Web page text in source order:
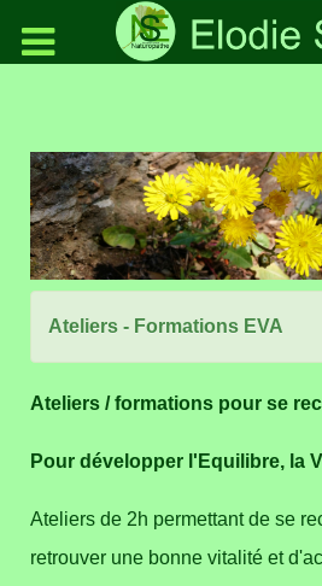
Ateliers - Formations EVA
Ateliers / formations pour se
Pour développer l'Equilibre, la
Ateliers de 2h permettant de se
retrouver une bonne vitalité et